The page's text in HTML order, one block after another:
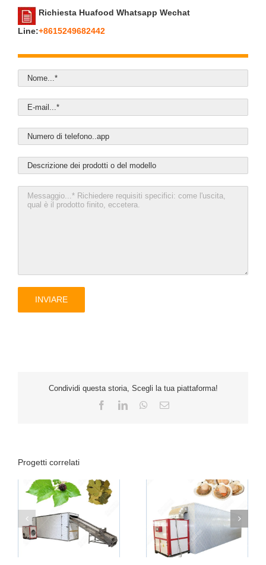
Richiesta Huafood Whatsapp Wechat
Line:+8615249682442
Condividi questa storia, Scegli la tua piattaforma!
FacebookLinkedInWhatsApp
E-
Progetti correlati